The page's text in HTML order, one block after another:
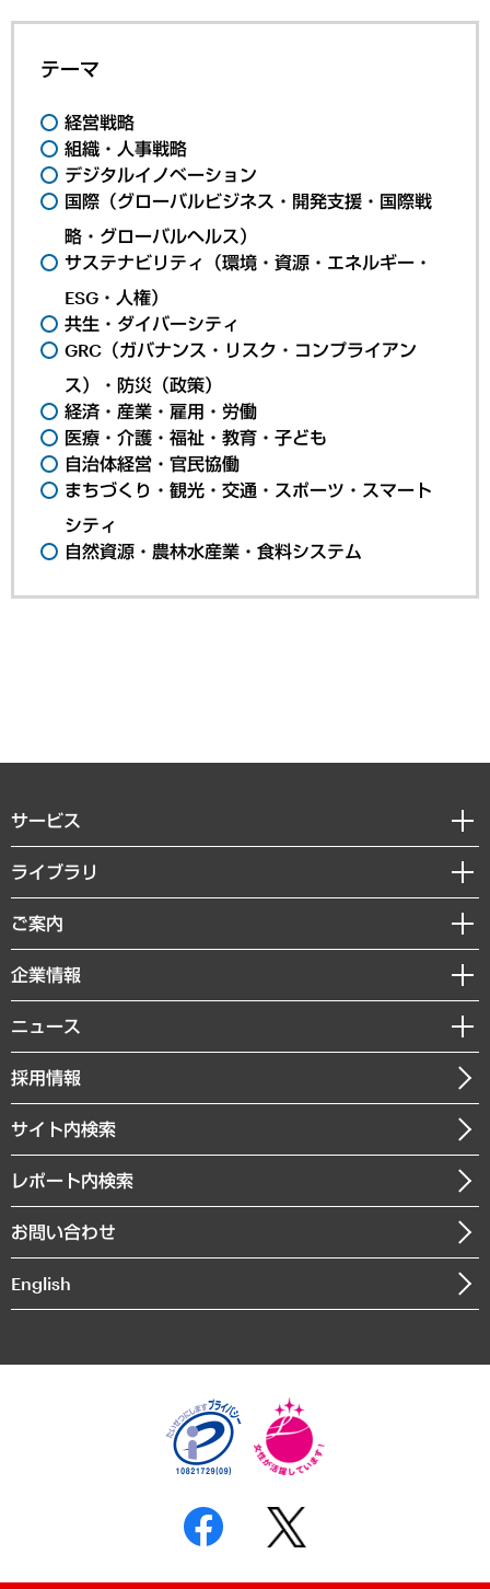
テーマ
経営戦略
組織・人事戦略
デジタルイノベーション
国際（グローバルビジネス・開発支援・国際戦
略・グローバルヘルス）
サステナビリティ（環境・資源・エネルギー・
ESG・人権）
共生・ダイバーシティ
GRC（ガバナンス・リスク・コンプライアン
ス）・防災（政策）
経済・産業・雇用・労働
医療・介護・福祉・教育・子ども
自治体経営・官民協働
まちづくり・観光・交通・スポーツ・スマート
シティ
自然資源・農林水産業・食料システム
サービス
経営戦略
組織・人事戦略
デジタルイノベーション
共生・ダイバーシティ
GRC（ガバナンス・リスク・コンプライアンス）・防災（政策）
経済・産業・雇用・労働
まちづくり・観光・交通・スポーツ・スマートシティ
自然資源・農林水産業・食料システム
ライブラリ
経済調査
レポート
コラム
経営用語集
受託・受注実績（官公庁関連）
メディア掲載・出演
ご案内
セミナー・イベント情報
MUFGビジネスセミナー
受託案件情報
企業情報
私たちの想い
社長メッセージ
会社概要
沿革
組織図・本部部室紹介
インドネシア現地法人
個人情報保護方針
反社会的勢力に対する基本方針
書面による個人情報の開示等の請求の手続きについて
ニュース
ニュースリリース
お知らせ
採用情報
サイト内検索
レポート内検索
お問い合わせ
English